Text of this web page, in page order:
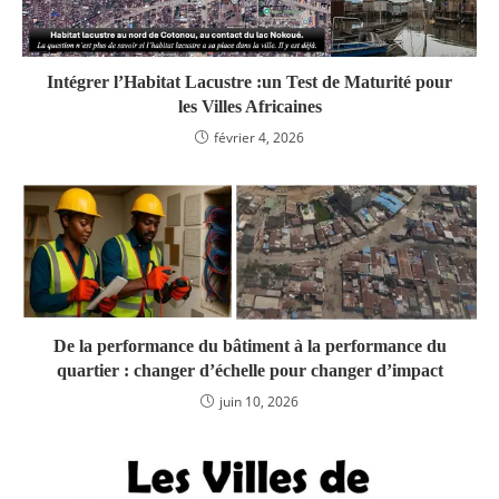
Intégrer l’Habitat Lacustre :un Test de Maturité pour
les Villes Africaines
février 4, 2026
De la performance du bâtiment à la performance du
quartier : changer d’échelle pour changer d’impact
juin 10, 2026